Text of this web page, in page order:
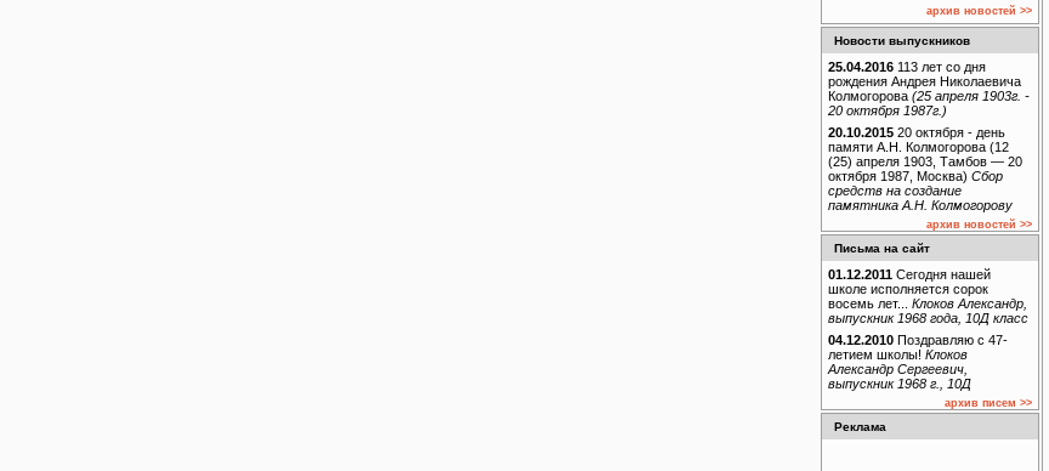
архив новостей >>
Новости выпускников
25.04.2016 113 лет со дня
рождения Андрея Николаевича
Колмогорова (25 апреля 1903г. -
20 октября 1987г.)
20.10.2015 20 октября - день
памяти А.Н. Колмогорова (12
(25) апреля 1903, Тамбов — 20
октября 1987, Москва) Сбор
средств на создание
памятника А.Н. Колмогорову
архив новостей >>
Письма на сайт
01.12.2011 Сегодня нашей
школе исполняется сорок
восемь лет... Клоков Александр,
выпускник 1968 года, 10Д класс
04.12.2010 Поздравляю с 47-
летием школы! Клоков
Александр Сергеевич,
выпускник 1968 г., 10Д
архив писем >>
Реклама